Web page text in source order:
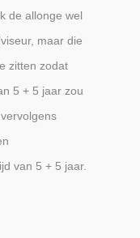
de allonge wel
maar die
zitten zodat
5 + 5 jaar zou
van 5 + 5 jaar.